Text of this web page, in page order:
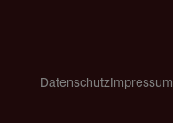
Copyright
DatenschutzImpressum